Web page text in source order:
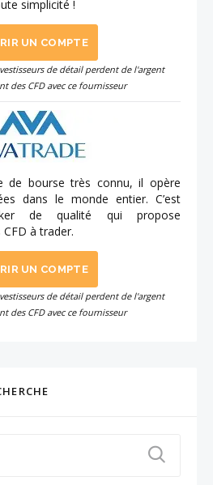
simplicité !
UN COMPTE
de détail perdent de l'argent
des CFD avec ce fournisseur
de bourse très connu, il opère
dans le monde entier. C’est
de qualité qui propose
à trader.
UN COMPTE
de détail perdent de l'argent
des CFD avec ce fournisseur